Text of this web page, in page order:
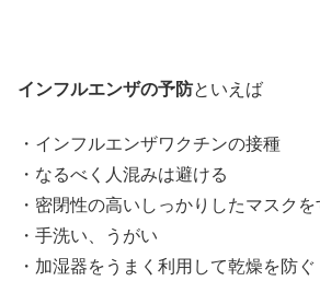
インフルエンザの予防といえば
・インフルエンザワクチンの接種
・なるべく人混みは避ける
・密閉性の高いしっかりしたマスクを
・手洗い、うがい
・加湿器をうまく利用して乾燥を防ぐ